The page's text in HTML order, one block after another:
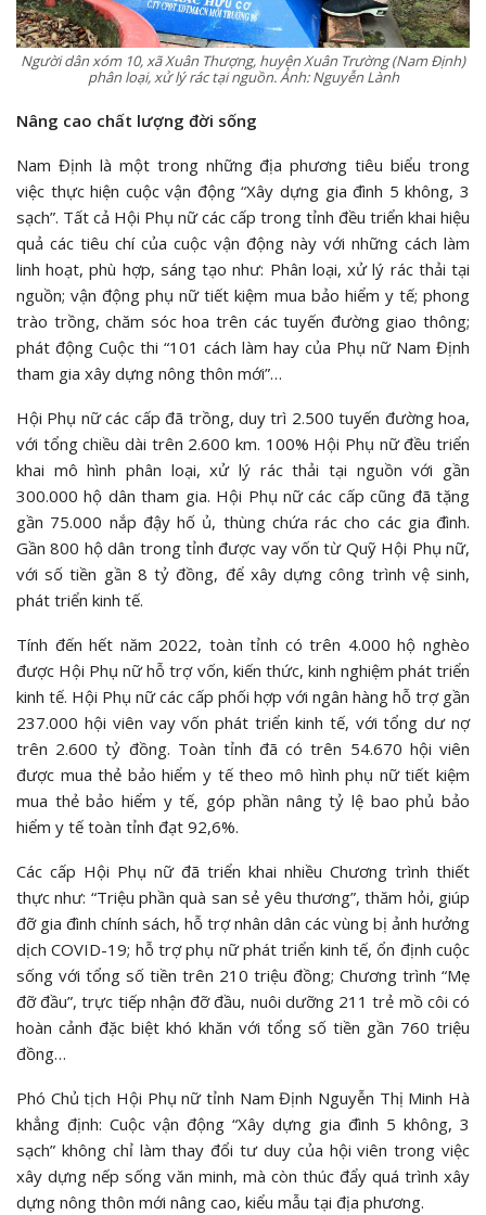
Người dân xóm 10, xã Xuân Thượng, huyện Xuân Trường (Nam Định)
phân loại, xử lý rác tại nguồn. Ảnh: Nguyễn Lành
Nâng cao chất lượng đời sống
Nam Định là một trong những địa phương tiêu biểu trong
việc thực hiện cuộc vận động “Xây dựng gia đình 5 không, 3
sạch”. Tất cả Hội Phụ nữ các cấp trong tỉnh đều triển khai hiệu
quả các tiêu chí của cuộc vận động này với những cách làm
linh hoạt, phù hợp, sáng tạo như: Phân loại, xử lý rác thải tại
nguồn; vận động phụ nữ tiết kiệm mua bảo hiểm y tế; phong
trào trồng, chăm sóc hoa trên các tuyến đường giao thông;
phát động Cuộc thi “101 cách làm hay của Phụ nữ Nam Định
tham gia xây dựng nông thôn mới”…
Hội Phụ nữ các cấp đã trồng, duy trì 2.500 tuyến đường hoa,
với tổng chiều dài trên 2.600 km. 100% Hội Phụ nữ đều triển
khai mô hình phân loại, xử lý rác thải tại nguồn với gần
300.000 hộ dân tham gia. Hội Phụ nữ các cấp cũng đã tặng
gần 75.000 nắp đậy hố ủ, thùng chứa rác cho các gia đình.
Gần 800 hộ dân trong tỉnh được vay vốn từ Quỹ Hội Phụ nữ,
với số tiền gần 8 tỷ đồng, để xây dựng công trình vệ sinh,
phát triển kinh tế.
Tính đến hết năm 2022, toàn tỉnh có trên 4.000 hộ nghèo
được Hội Phụ nữ hỗ trợ vốn, kiến thức, kinh nghiệm phát triển
kinh tế. Hội Phụ nữ các cấp phối hợp với ngân hàng hỗ trợ gần
237.000 hội viên vay vốn phát triển kinh tế, với tổng dư nợ
trên 2.600 tỷ đồng. Toàn tỉnh đã có trên 54.670 hội viên
được mua thẻ bảo hiểm y tế theo mô hình phụ nữ tiết kiệm
mua thẻ bảo hiểm y tế, góp phần nâng tỷ lệ bao phủ bảo
hiểm y tế toàn tỉnh đạt 92,6%.
Các cấp Hội Phụ nữ đã triển khai nhiều Chương trình thiết
thực như: “Triệu phần quà san sẻ yêu thương”, thăm hỏi, giúp
đỡ gia đình chính sách, hỗ trợ nhân dân các vùng bị ảnh hưởng
dịch COVID-19; hỗ trợ phụ nữ phát triển kinh tế, ổn định cuộc
sống với tổng số tiền trên 210 triệu đồng; Chương trình “Mẹ
đỡ đầu”, trực tiếp nhận đỡ đầu, nuôi dưỡng 211 trẻ mồ côi có
hoàn cảnh đặc biệt khó khăn với tổng số tiền gần 760 triệu
đồng…
Phó Chủ tịch Hội Phụ nữ tỉnh Nam Định Nguyễn Thị Minh Hà
khẳng định: Cuộc vận động “Xây dựng gia đình 5 không, 3
sạch” không chỉ làm thay đổi tư duy của hội viên trong việc
xây dựng nếp sống văn minh, mà còn thúc đẩy quá trình xây
dựng nông thôn mới nâng cao, kiểu mẫu tại địa phương.